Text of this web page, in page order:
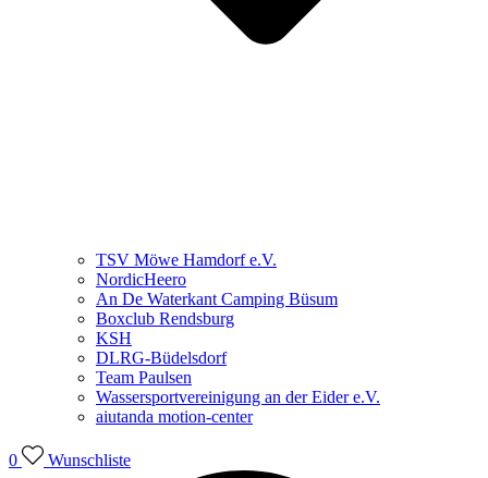
TSV Möwe Hamdorf e.V.
NordicHeero
An De Waterkant Camping Büsum
Boxclub Rendsburg
KSH
DLRG-Büdelsdorf
Team Paulsen
Wassersportvereinigung an der Eider e.V.
aiutanda motion-center
0 Wunschliste